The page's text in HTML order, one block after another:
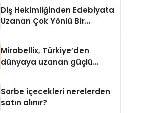
Diş Hekimliğinden Edebiyata
Uzanan Çok Yönlü Bir
Mirabellix, Türkiye’den
dünyaya uzanan güçlü
Sorbe içecekleri nerelerden
satın alınır?